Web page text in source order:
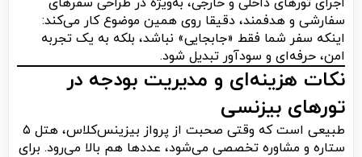
سفارشی و هدفمند، دقیقا روی همین موضوع کار می‌کند:
اینکه سفر شما فقط «جابجایی» نباشد، بلکه به یک تجربه
امن، حرفه‌ای و سودآور تبدیل شود.
نکات هزینه‌ای و مدیریت بودجه در
تورهای بیزنسی
طبیعی است که وقتی صحبت از پرواز بیزینس‌کلاس، هتل ۵
ستاره و مشاوره تخصصی می‌شود، عددها هم بالا می‌رود. برای